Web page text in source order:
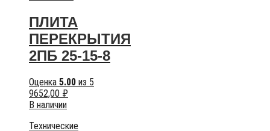
ПЛИТА
ПЕРЕКРЫТИЯ
2ПБ 25-15-8
Оценка 5.00 из 5
9652,00 ₽
В наличии
Технические